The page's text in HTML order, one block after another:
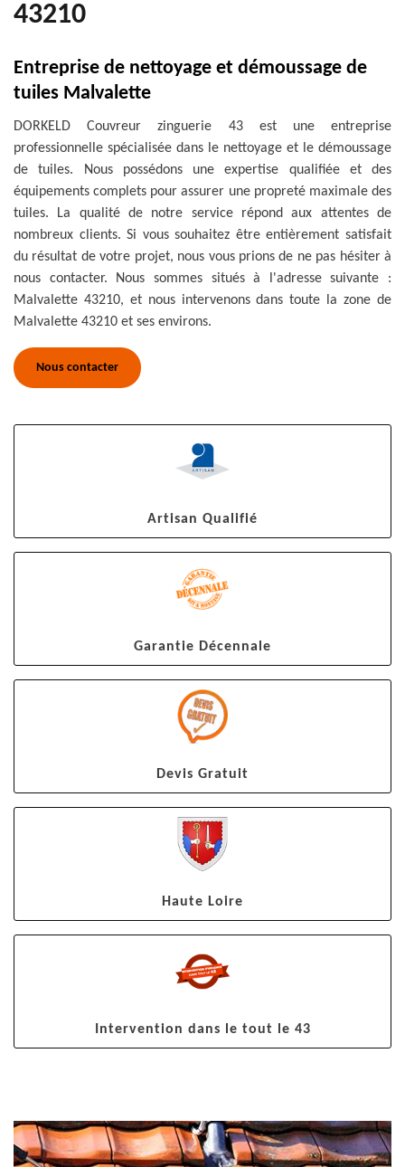
43210
Entreprise de nettoyage et démoussage de
tuiles Malvalette
DORKELD Couvreur zinguerie 43 est une entreprise
professionnelle spécialisée dans le nettoyage et le démoussage
de tuiles. Nous possédons une expertise qualifiée et des
équipements complets pour assurer une propreté maximale des
tuiles. La qualité de notre service répond aux attentes de
nombreux clients. Si vous souhaitez être entièrement satisfait
du résultat de votre projet, nous vous prions de ne pas hésiter à
nous contacter. Nous sommes situés à l'adresse suivante :
Malvalette 43210, et nous intervenons dans toute la zone de
Malvalette 43210 et ses environs.
Nous contacter
Artisan Qualifié
Garantie Décennale
Devis Gratuit
Haute Loire
Intervention dans le tout le 43